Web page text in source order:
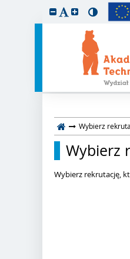
Wybierz
Wybierz
Wybierz rekrutację,